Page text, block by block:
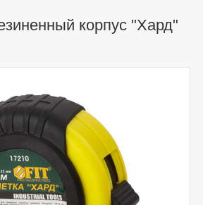
корпус "Хард"